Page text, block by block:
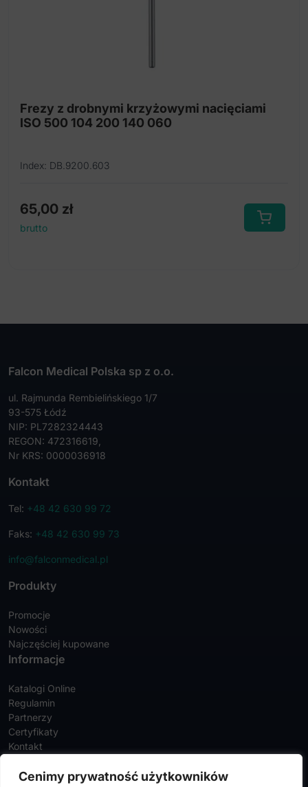
Cenimy prywatność użytkowników
Frezy z drobnymi krzyżowymi nacięciami
ISO 500 104 200 140 060
Index: DB.9200.603
65,00 zł
brutto
Falcon Medical Polska sp z o.o.
ul. Rajmunda Rembielińskiego 1/7
93-575 Łódź
NIP: PL7282324443
REGON: 472316619,
Nr KRS: 0000036918
Kontakt
Tel: +48 42 630 99 72
Faks: +48 42 630 99 73
info@falconmedical.pl
Produkty
Promocje
Nowości
Najczęściej kupowane
Informacje
Katalogi Online
Regulamin
Partnerzy
Certyfikaty
Kontakt